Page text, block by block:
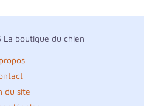
boutique du chien
du site